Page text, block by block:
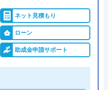
報
株式会社
ネット見積もり
ローン
助成金申請サポート